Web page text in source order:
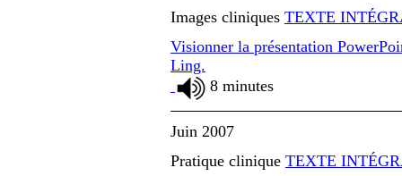
Images cliniques TEXTE
Visionner la présentation
Ling.
8 minutes
Juin 2007
Pratique clinique TEXTE